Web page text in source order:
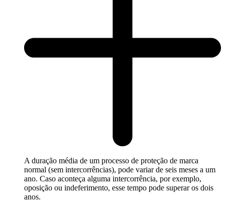
A duração média de um processo de proteção de marca
normal (sem intercorrências), pode variar de seis meses a um
ano. Caso aconteça alguma intercorrência, por exemplo,
oposição ou indeferimento, esse tempo pode superar os dois
anos.